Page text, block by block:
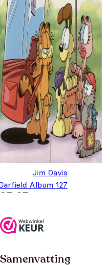
Jim Davis
Album 127
5,95
Samenvatting